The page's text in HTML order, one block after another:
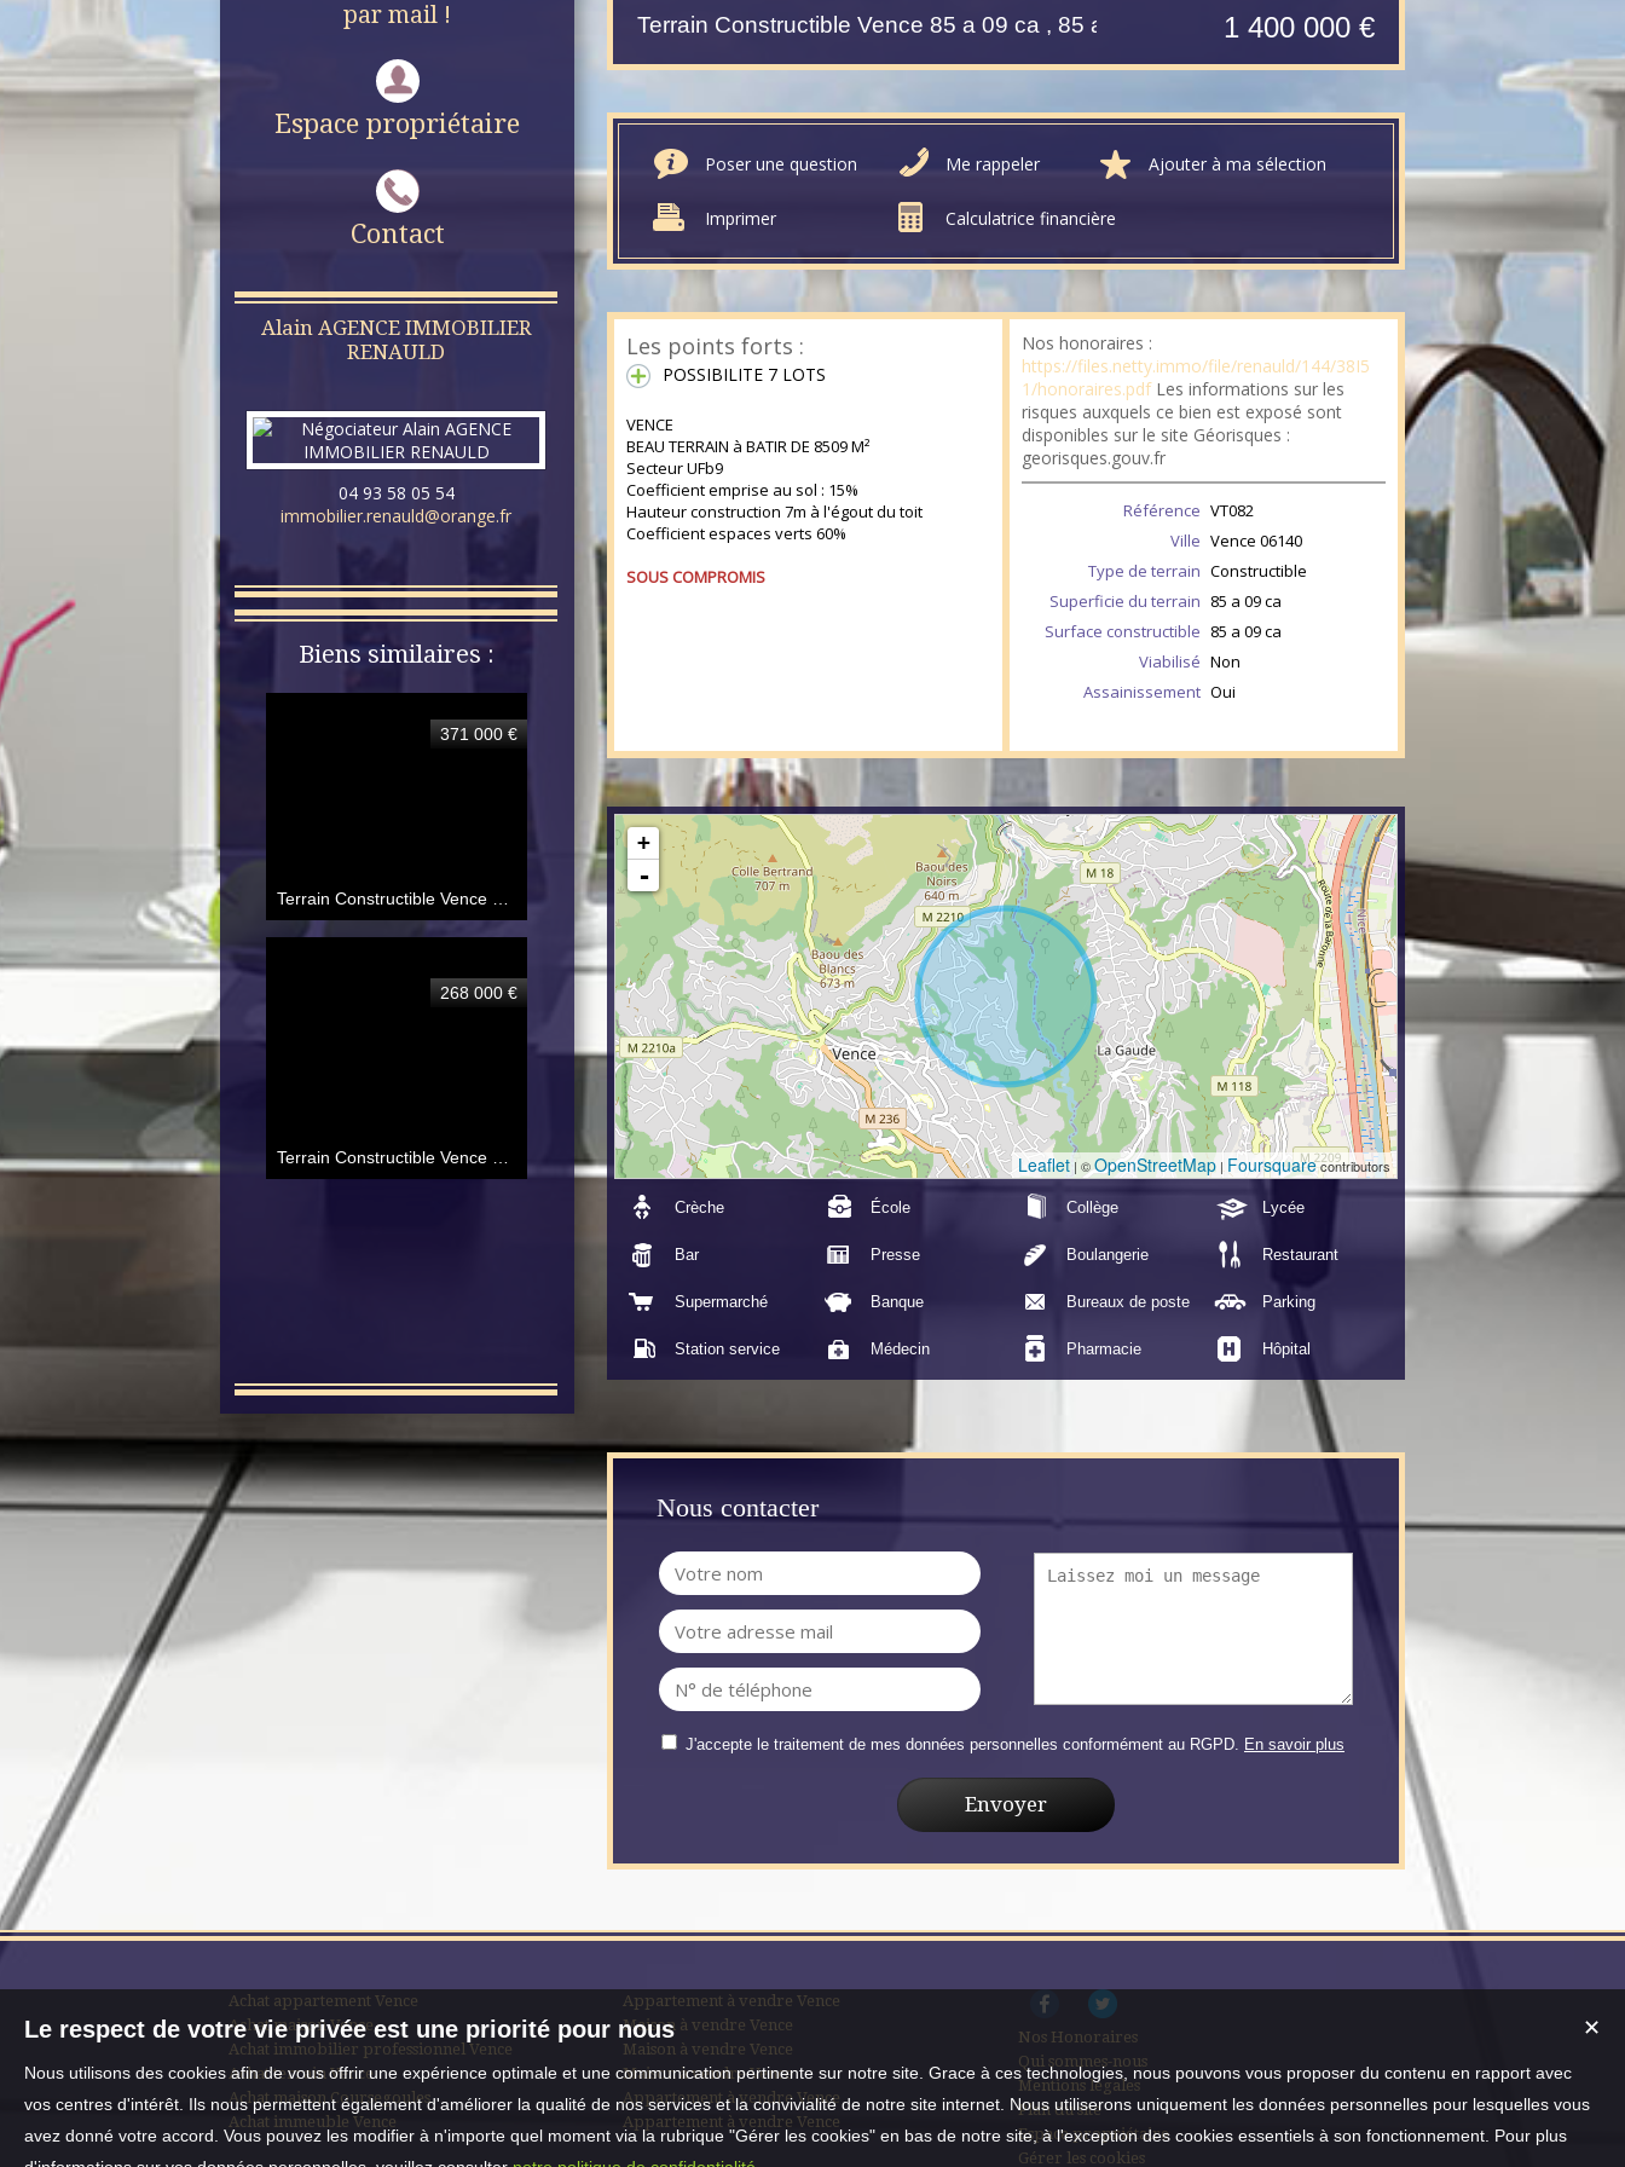
par mail !
Espace propriétaire
Contact
Alain AGENCE IMMOBILIER
RENAULD
04 93 58 05 54
immobilier.renauld@orange.fr
Biens similaires :
371 000 €
268 000 €
1 400 000 €
Poser une question Me rappeler Ajouter à ma sélection
Imprimer Calculatrice financière
Les points forts :
POSSIBILITE 7 LOTS
VENCE
BEAU TERRAIN à BATIR DE 8509 M²
Secteur UFb9
Coefficient emprise au sol : 15%
Hauteur construction 7m à l'égout du toit
Coefficient espaces verts 60%
SOUS COMPROMIS
Nos honoraires :
https://files.netty.immo/file/renauld/144/38I5
1/honoraires.pdfLes informations sur les
risques auxquels ce bien est exposé sont
disponibles sur le site Géorisques :
georisques.gouv.fr
Référence VT082
Ville Vence 06140
Type de terrain Constructible
Superficie du terrain 85 a 09 ca
Surface constructible 85 a 09 ca
Viabilisé Non
Assainissement Oui
+
-
Leaflet | ©OpenStreetMap | Foursquarecontributors
Crèche École Collège Lycée
Bar Presse Boulangerie Restaurant
Supermarché Banque Bureaux de poste Parking
Station service Médecin Pharmacie Hôpital
Nous contacter
J'accepte le traitement de mes données personnelles conformément au RGPD. En savoir plus
Achat appartement Vence
Achat maison Vence
Achat immobilier professionnel Vence
Achat terrain Vence
Achat maison Coursegoules
Achat immeuble Vence
Appartement à vendre Vence
Maison à vendre Vence
Maison à vendre Vence
Maison à vendre Vence
Appartement à vendre Vence
Appartement à vendre Vence
Nos Honoraires
Qui sommes-nous
Mentions légales
Plan du site
Espace propriétaire
Gérer les cookies
✕
Le respect de votre vie privée est une priorité pour nous
Nous utilisons des cookies afin de vous offrir une expérience optimale et une communication pertinente sur notre site. Grace à ces technologies, nous pouvons vous proposer du contenu en rapport avec
vos centres d'intérêt. Ils nous permettent également d'améliorer la qualité de nos services et la convivialité de notre site internet. Nous utiliserons uniquement les données personnelles pour lesquelles vous
avez donné votre accord. Vous pouvez les modifier à n'importe quel moment via la rubrique "Gérer les cookies" en bas de notre site, à l'exception des cookies essentiels à son fonctionnement. Pour plus